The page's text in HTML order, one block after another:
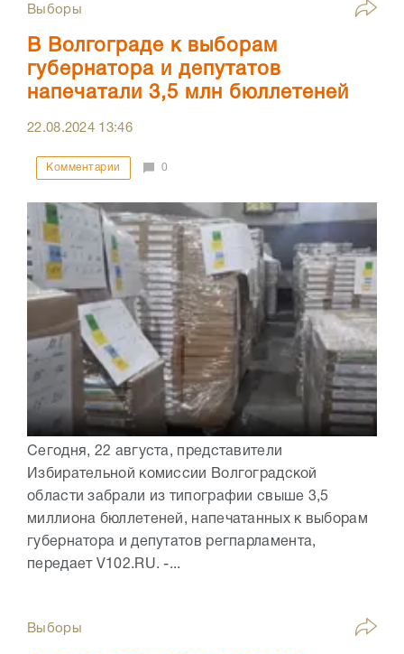
Выборы
В Волгограде к выборам
губернатора и депутатов
напечатали 3,5 млн бюллетеней
22.08.2024 13:46
Комментарии 0
Сегодня, 22 августа, представители
Избирательной комиссии Волгоградской
области забрали из типографии свыше 3,5
миллиона бюллетеней, напечатанных к выборам
губернатора и депутатов регпарламента,
передает V102.RU. -...
Выборы